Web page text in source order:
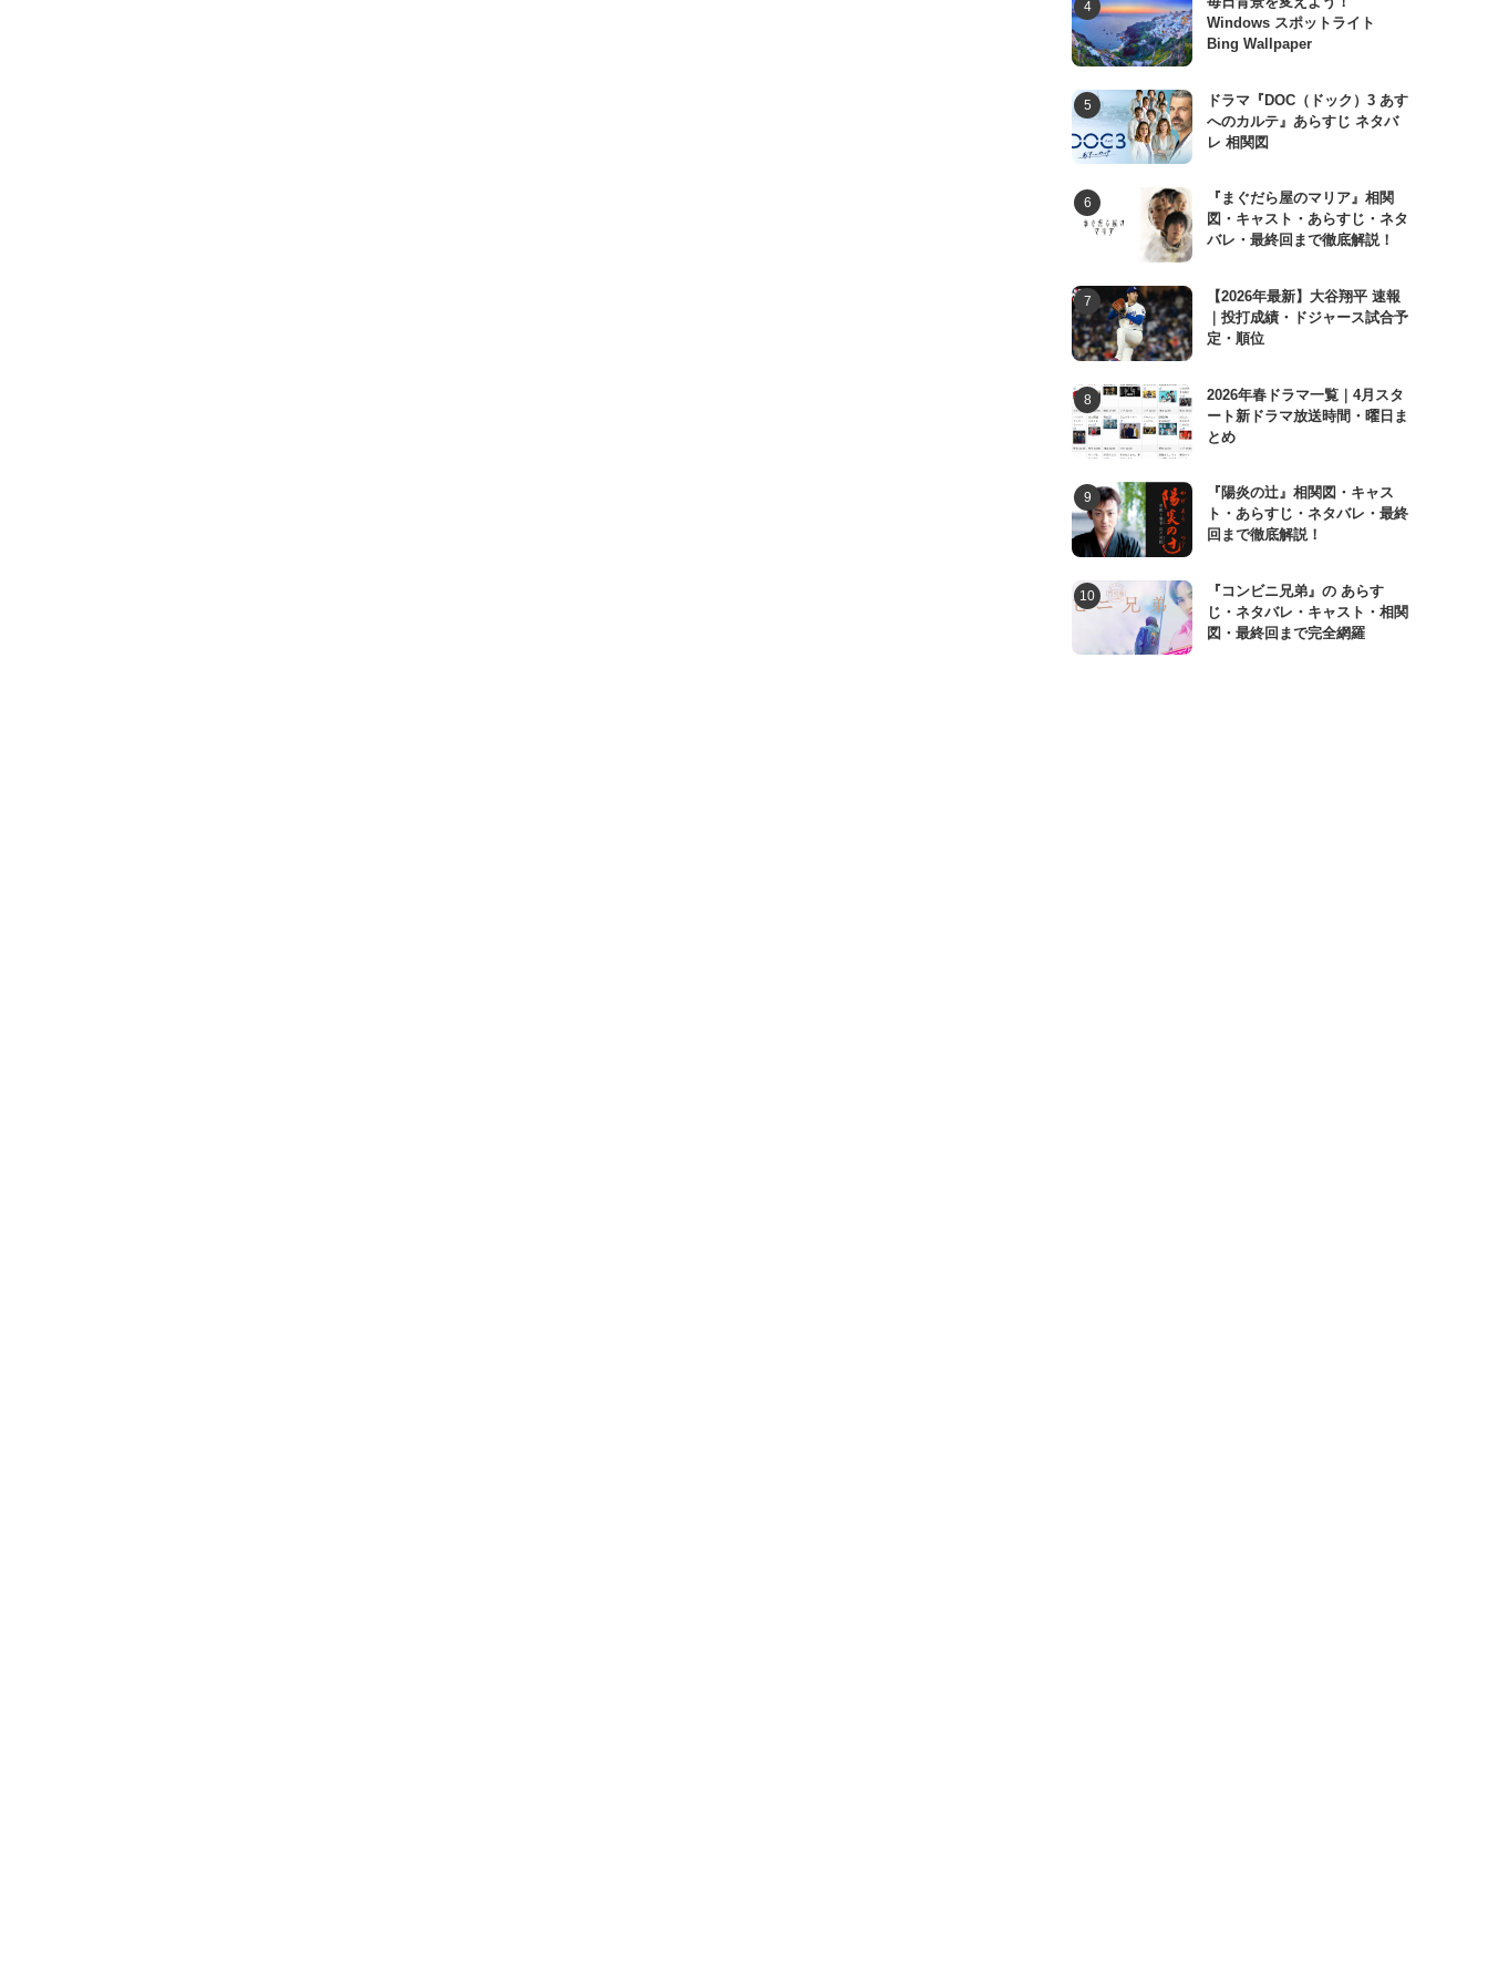
Windows スポットライト
Bing Wallpaper
ドラマ『DOC（ドック）3 あす
へのカルテ』あらすじ ネタバ
レ 相関図
『まぐだら屋のマリア』相関
図・キャスト・あらすじ・ネタ
バレ・最終回まで徹底解説！
【2026年最新】大谷翔平 速報
｜投打成績・ドジャース試合予
定・順位
2026年春ドラマ一覧｜4月スタ
ート新ドラマ放送時間・曜日ま
とめ
『陽炎の辻』相関図・キャス
ト・あらすじ・ネタバレ・最終
回まで徹底解説！
『コンビニ兄弟』の あらす
じ・ネタバレ・キャスト・相関
図・最終回まで完全網羅